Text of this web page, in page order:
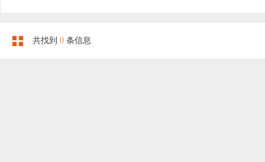
共找到 0 条信息